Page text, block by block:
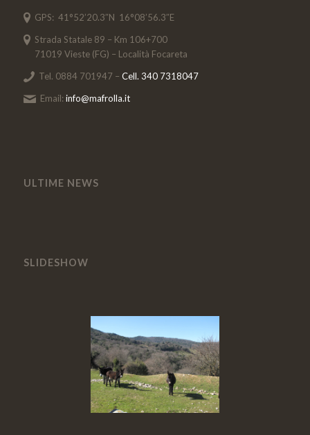
GPS: 41°52’20.3″N 16°08’56.3″E
Strada Statale 89 – Km 106+700
71019 Vieste (FG) – Località Focareta
Tel. 0884 701947 –Cell. 340 7318047
Email:info@mafrolla.it
ULTIME NEWS
SLIDESHOW